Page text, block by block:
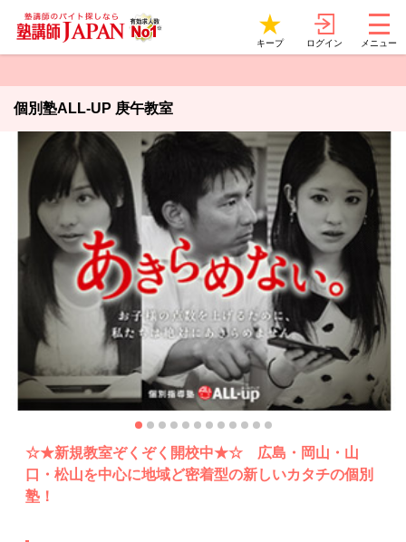
キープ ログイン メニュー
個別塾ALL-UP 庚午教室
☆★新規教室ぞくぞく開校中★☆ 広島・岡山・山
口・松山を中心に地域ど密着型の新しいカタチの個別
塾！